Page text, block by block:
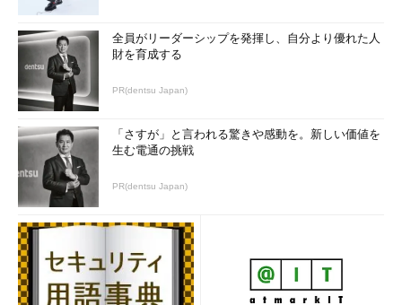
全員がリーダーシップを発揮し、自分より優れた人
財を育成する
PR(dentsu Japan)
「さすが」と言われる驚きや感動を。新しい価値を
生む電通の挑戦
PR(dentsu Japan)